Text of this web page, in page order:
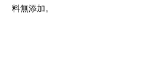
料無添加。